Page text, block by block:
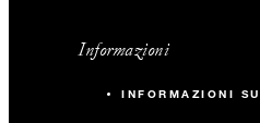
Informazioni
INFORMAZIONI